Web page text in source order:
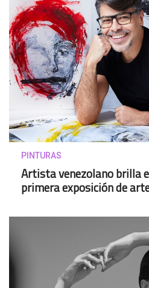
PINTURAS
Artista venezolano brilla
primera exposición de